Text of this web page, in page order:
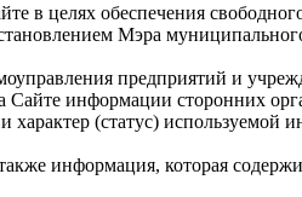
в целях обеспечения
Мэра
предприятий и
Сайте информации сторонних
(статус) используемой
информация, которая